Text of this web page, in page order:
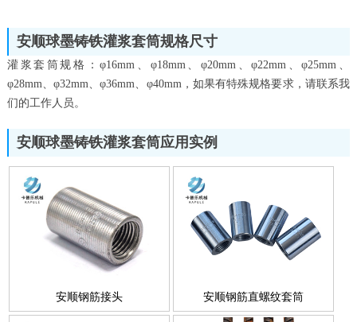
安顺球墨铸铁灌浆套筒规格尺寸
灌浆套筒规格：φ16mm、φ18mm、φ20mm、φ22mm、φ25mm、
φ28mm、φ32mm、φ36mm、φ40mm，如果有特殊规格要求，请联系我
们的工作人员。
安顺球墨铸铁灌浆套筒应用实例
安顺钢筋接头 安顺钢筋直螺纹套筒